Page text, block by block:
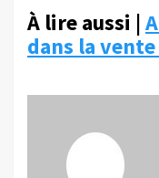
À lire aussi |
dans la